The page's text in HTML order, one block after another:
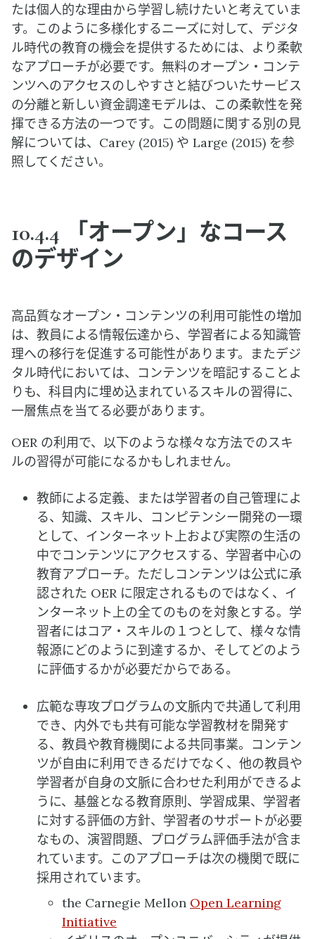
たは個人的な理由から学習し続けたいと考えていま
す。このように多様化するニーズに対して、デジタ
ル時代の教育の機会を提供するためには、より柔軟
なアプローチが必要です。無料のオープン・コンテ
ンツへのアクセスのしやすさと結びついたサービス
の分離と新しい資金調達モデルは、この柔軟性を発
揮できる方法の一つです。この問題に関する別の見
解については、Carey (2015) や Large (2015) を参
照してください。
10.4.4 「オープン」なコース
のデザイン
高品質なオープン・コンテンツの利用可能性の増加
は、教員による情報伝達から、学習者による知識管
理への移行を促進する可能性があります。またデジ
タル時代においては、コンテンツを暗記することよ
りも、科目内に埋め込まれているスキルの習得に、
一層焦点を当てる必要があります。
OER の利用で、以下のような様々な方法でのスキ
ルの習得が可能になるかもしれません。
教師による定義、または学習者の自己管理によ
る、知識、スキル、コンピテンシー開発の一環
として、インターネット上および実際の生活の
中でコンテンツにアクセスする、学習者中心の
教育アプローチ。ただしコンテンツは公式に承
認された OER に限定されるものではなく、イ
ンターネット上の全てのものを対象とする。学
習者にはコア・スキルの１つとして、様々な情
報源にどのように到達するか、そしてどのよう
に評価するかが必要だからである。
広範な専攻プログラムの文脈内で共通して利用
でき、内外でも共有可能な学習教材を開発す
る、教員や教育機関による共同事業。コンテン
ツが自由に利用できるだけでなく、他の教員や
学習者が自身の文脈に合わせた利用ができるよ
うに、基盤となる教育原則、学習成果、学習者
に対する評価の方針、学習者のサポートが必要
なもの、演習問題、プログラム評価手法が含ま
れています。このアプローチは次の機関で既に
採用されています。
the Carnegie Mellon Open Learning
Initiative